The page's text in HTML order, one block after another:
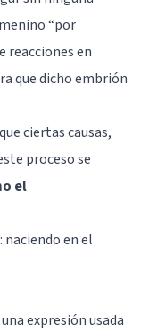
“por
reacciones en
que dicho embrión
ciertas causas,
proceso se
el
naciendo en el
expresión usada